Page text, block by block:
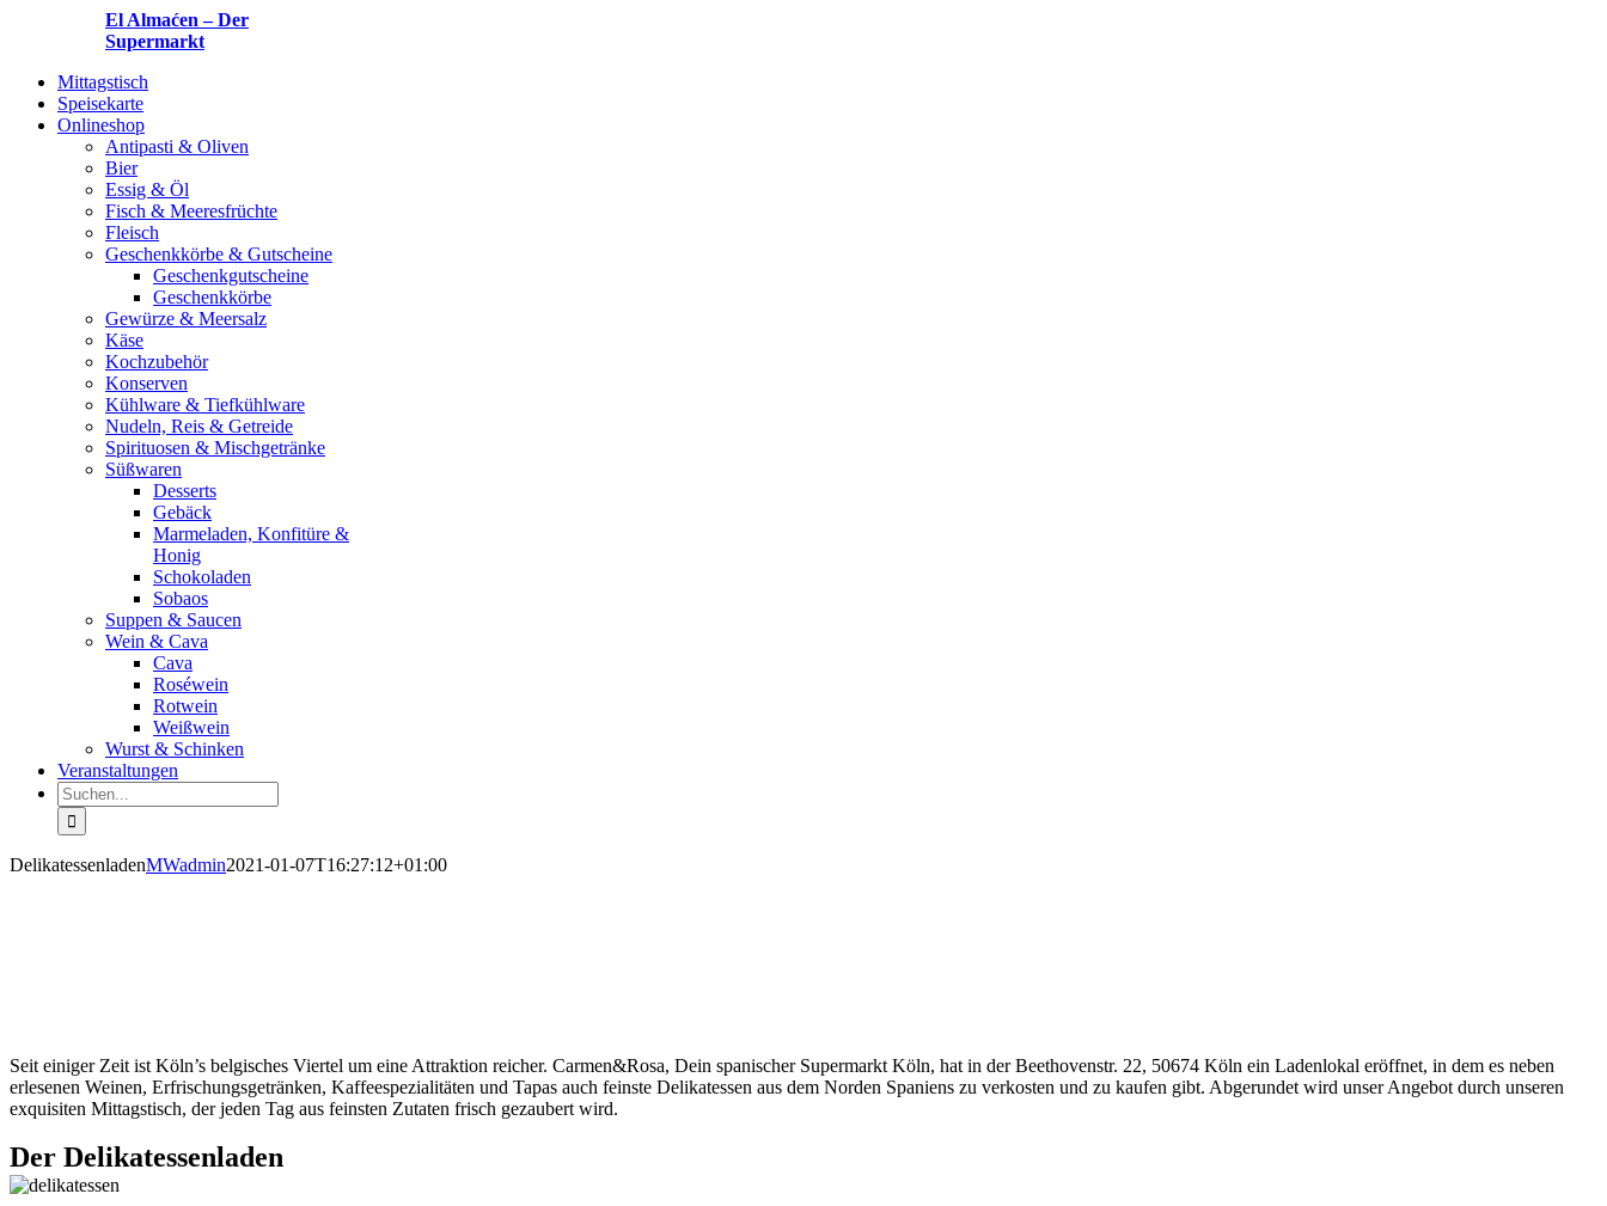
El Almaćen – Der
Supermarkt
Mittagstisch
Speisekarte
Onlineshop
Antipasti & Oliven
Bier
Essig & Öl
Fisch & Meeresfrüchte
Fleisch
Geschenkkörbe & Gutscheine
Geschenkgutscheine
Geschenkkörbe
Gewürze & Meersalz
Käse
Kochzubehör
Konserven
Kühlware & Tiefkühlware
Nudeln, Reis & Getreide
Spirituosen & Mischgetränke
Süßwaren
Desserts
Gebäck
Marmeladen, Konfitüre &
Honig
Schokoladen
Sobaos
Suppen & Saucen
Wein & Cava
Cava
Roséwein
Rotwein
Weißwein
Wurst & Schinken
Veranstaltungen
Suche
nach:
DelikatessenladenMWadmin2021-01-07T16:27:12+01:00
Seit einiger Zeit ist Köln’s belgisches Viertel um eine Attraktion reicher. Carmen&Rosa, Dein spanischer Supermarkt Köln, hat in der Beethovenstr. 22, 50674 Köln ein Ladenlokal eröffnet, in dem es neben
erlesenen Weinen, Erfrischungsgetränken, Kaffeespezialitäten und Tapas auch feinste Delikatessen aus dem Norden Spaniens zu verkosten und zu kaufen gibt. Abgerundet wird unser Angebot durch unseren
exquisiten Mittagstisch, der jeden Tag aus feinsten Zutaten frisch gezaubert wird.
Der Delikatessenladen